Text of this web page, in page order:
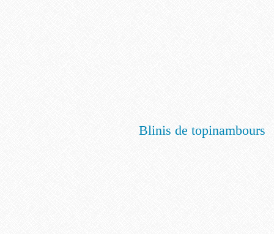
Blinis de topinambours